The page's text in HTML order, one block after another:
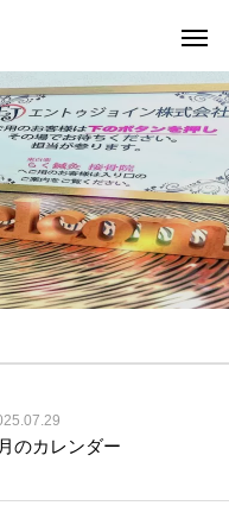
パーフェクト
のカレンダー